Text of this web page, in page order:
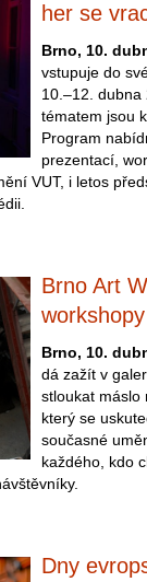
her se
Brno, 10.
vstupuje do
10.–12. dubna
tématem jsou
Program
prezentací,
VUT, i letos
Brno Art
Brno, 10.
dá zažít v
stloukat máslo
který se
současné
každého, kdo
Dny